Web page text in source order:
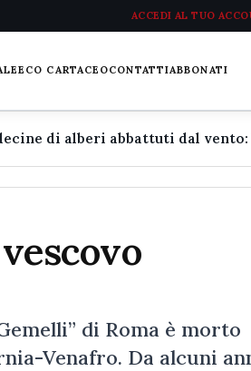
ACCEDI AL TUO
ECO CARTACEOCONTATTIABBONATI
di Roma è morto
Venafro. Da alcuni